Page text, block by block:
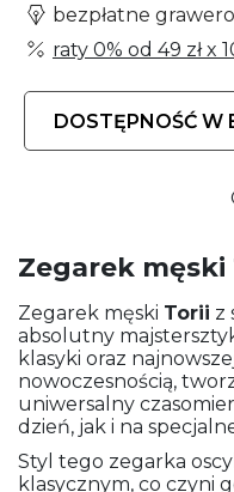
bezpłatne
raty 0% od 49 złx
DOSTĘPNOŚĆ W
Zegarek męski
Zegarek męski Torii z
absolutny
klasyki oraz
nowoczesnością,
uniwersalny
dzień, jak i na
Styl tego zegarka
klasycznym, co czyni